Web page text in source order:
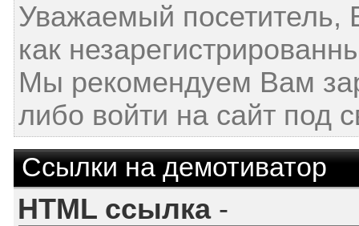
Уважаемый посетитель,
как
Мы рекомендуем Вам
либо войти на сайт под
Ссылки на демотиватор
HTML ссылка-